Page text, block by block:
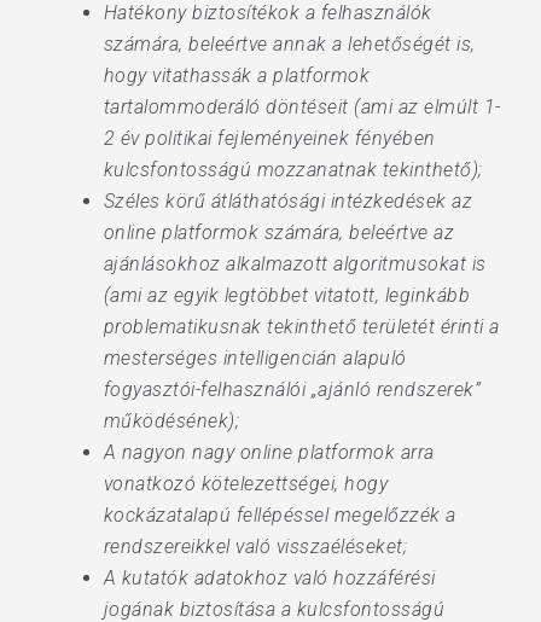
Hatékony biztosítékok a felhasználók
számára, beleértve annak a lehetőségét is,
hogy vitathassák a platformok
tartalommoderáló döntéseit (ami az elmúlt 1-
2 év politikai fejleményeinek fényében
kulcsfontosságú mozzanatnak tekinthető);
Széles körű átláthatósági intézkedések az
online platformok számára, beleértve az
ajánlásokhoz alkalmazott algoritmusokat is
(ami az egyik legtöbbet vitatott, leginkább
problematikusnak tekinthető területét érinti a
mesterséges intelligencián alapuló
fogyasztói-felhasználói „ajánló rendszerek”
működésének);
A nagyon nagy online platformok arra
vonatkozó kötelezettségei, hogy
kockázatalapú fellépéssel megelőzzék a
rendszereikkel való visszaéléseket;
A kutatók adatokhoz való hozzáférési
jogának biztosítása a kulcsfontosságú